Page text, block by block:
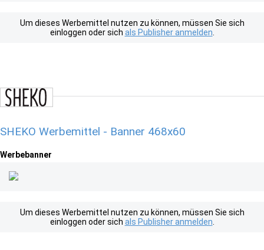
Um dieses Werbemittel nutzen zu können, müssen Sie sich
einloggen oder sich als Publisher anmelden
SHEKO Werbemittel - Banner 468x60
Werbebanner
Um dieses Werbemittel nutzen zu können, müssen Sie sich
einloggen oder sich als Publisher anmelden